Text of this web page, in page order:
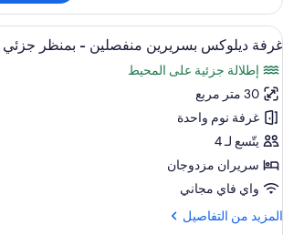
غرفة
ديلوكس
مزدوجة
سرير
ملكي
استعراض
جميع
صور
غرفة
ديلوكس
بسريرين
منفصلين
-
بمنظر
جزئي
أغطية فراش
4
غرفة ديلوكس بسريرين منفصلين - بمنظر جزئي
إطلالة جزئية على المحيط
30 متر مربع
غرفة نوم واحدة
يتّسع لـ 4
سريران مزدوجان
واي فاي مجاني
المزيد من التفاصيل
المزيد